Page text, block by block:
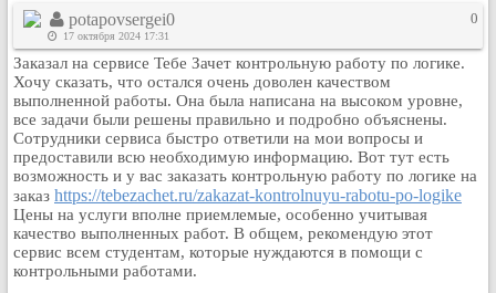
Забыли пароль?
Данные авторизации одинаковые с
сайтом 7ooo.ru
Форумы
Главная
Поиск
Новые сообщения
Беседы
Игры
Кулинария
Физкультура и спорт
potapovsergei0
17 октября 2024 17:31
0
Заказал на сервисе Тебе Зачет контрольную работу по логике.
Хочу сказать, что остался очень доволен качеством
выполненной работы. Она была написана на высоком уровне,
все задачи были решены правильно и подробно объяснены.
Сотрудники сервиса быстро ответили на мои вопросы и
предоставили всю необходимую информацию. Вот тут есть
возможность и у вас заказать контрольную работу по логике на
заказ https://tebezachet.ru/zakazat-kontrolnuyu-rabotu-po-logike
Цены на услуги вполне приемлемые, особенно учитывая
качество выполненных работ. В общем, рекомендую этот
сервис всем студентам, которые нуждаются в помощи с
контрольными работами.